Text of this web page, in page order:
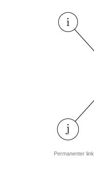
Permanenter link